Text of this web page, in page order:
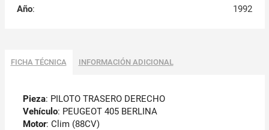
Año: 1992
FICHA TÉCNICA INFORMACIÓN ADICIONAL
Pieza: PILOTO TRASERO DERECHO
Vehículo: PEUGEOT 405 BERLINA
Motor: Clim (88CV)